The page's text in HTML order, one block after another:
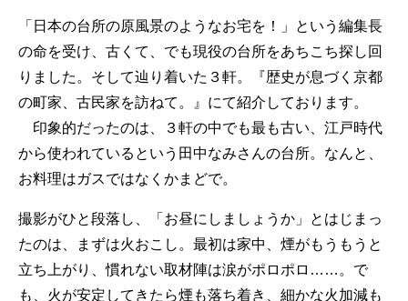
「日本の台所の原風景のようなお宅を！」という編集長
の命を受け、古くて、でも現役の台所をあちこち探し回
りました。そして辿り着いた３軒。『歴史が息づく京都
の町家、古民家を訪ねて。』にて紹介しております。
印象的だったのは、３軒の中でも最も古い、江戸時代
から使われているという田中なみさんの台所。なんと、
お料理はガスではなくかまどで。
撮影がひと段落し、「お昼にしましょうか」とはじまっ
たのは、まずは火おこし。最初は家中、煙がもうもうと
立ち上がり、慣れない取材陣は涙がポロポロ……。で
も、火が安定してきたら煙も落ち着き、細かな火加減も